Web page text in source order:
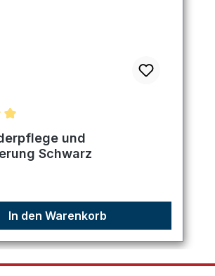
Bewertung von 5 von 5 Sternen
und
Schwarz
In den Warenkorb